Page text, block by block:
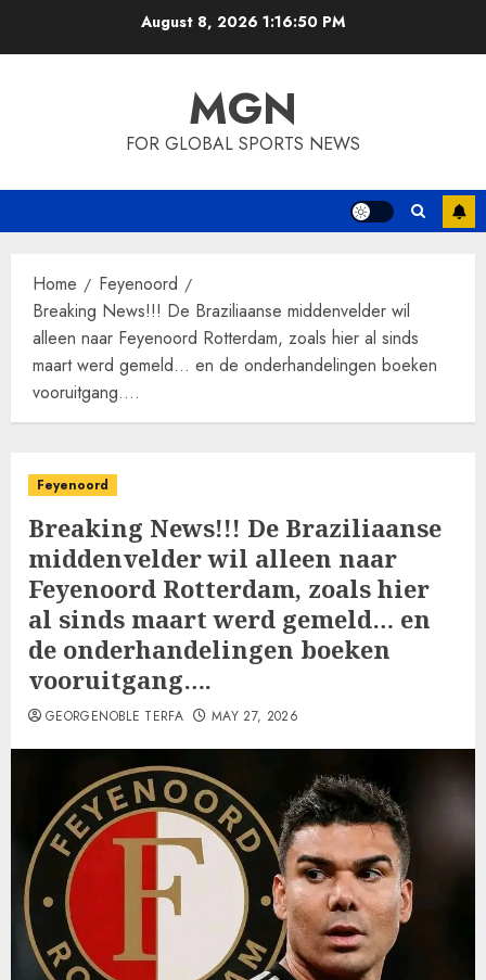
August 8, 20261:16:51 PM
MGN
FOR GLOBAL SPORTS NEWS
Home
Feyenoord
Breaking News!!! De Braziliaanse middenvelder wil
alleen naar Feyenoord Rotterdam, zoals hier al sinds
maart werd gemeld… en de onderhandelingen boeken
vooruitgang….
Feyenoord
Breaking News!!! De Braziliaanse
middenvelder wil alleen naar
Feyenoord Rotterdam, zoals hier
al sinds maart werd gemeld… en
de onderhandelingen boeken
vooruitgang….
GEORGENOBLE TERFA MAY 27, 2026